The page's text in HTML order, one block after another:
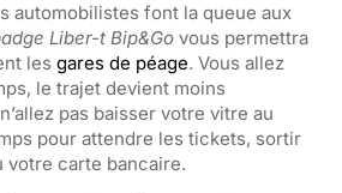
automobilistes font la queue aux
Liber-t Bip&Go vous permettra
les gares de péage. Vous allez
le trajet devient moins
pas baisser votre vitre au
pour attendre les tickets, sortir
carte bancaire.